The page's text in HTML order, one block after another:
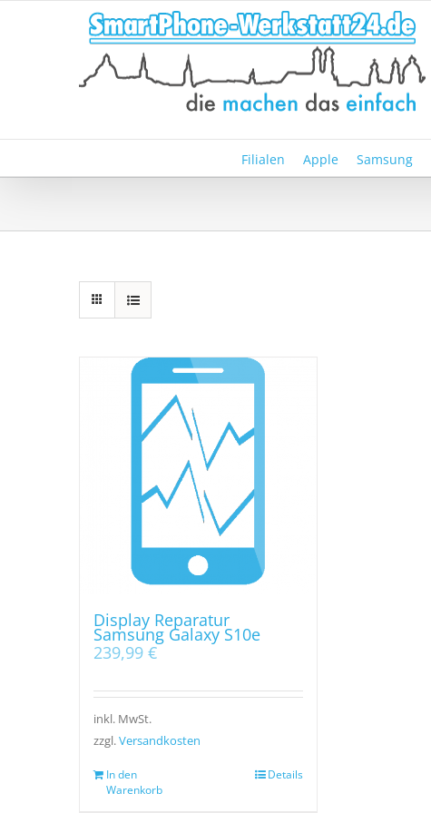
Filialen Apple Samsung
Display Reparatur
Samsung Galaxy S10e
239,99 €
inkl. MwSt.
zzgl.Versandkosten
In den
Warenkorb
Details